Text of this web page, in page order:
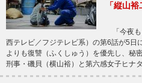
「縦山
「今夜も
西テレビ／フジテレビ系）の第6話が5
よりも復讐（ふくしゅう）を優先し、秘
刑事・磯貝（横山裕）と第六感女子ヒナ